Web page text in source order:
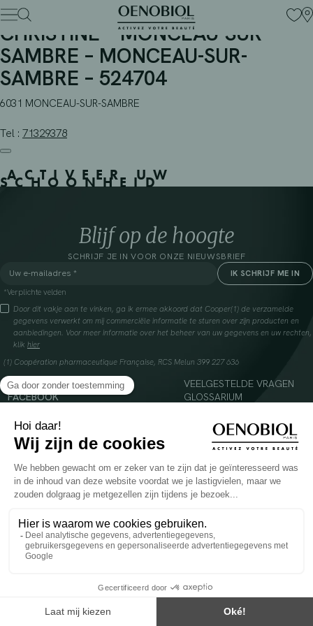
Skip
to
content
PHARMACIE FERMEUSE
CHRISTINE – MONCEAU-SUR-
SAMBRE – MONCEAU-SUR-
SAMBRE – 524704
6031 MONCEAU-SUR-SAMBRE
Tel : 71329378
ACTIVEER UW
SCHOONHEID
Blijf op de hoogte
SCHRIJF JE IN VOOR ONZE NIEUWSBRIEF
*Verplichte velden
Door dit vakje aan te vinken, ga ik ermee akkoord dat Cooper(1) de verzamelde
gegevens verwerkt om mij commerciële informatie te sturen over zijn producten en
aanbiedingen. Voor meer informatie over het beheer van uw gegevens en uw rechten,
klik hier
(1) Coopération pharmaceutique Française, RCS Melun 399 227 636
INSTAGRAM
FACEBOOK
YOUTUBE
VEELGESTELDE VRAGEN
GLOSSARIUM
© 2024 Oenobiol Paris
Voedingssupplement dat moet worden geconsumeerd als onderdeel van een gevarieerde,
overschrijden. Enkel voor volwassenen, buiten het bereik van kinderen houden.